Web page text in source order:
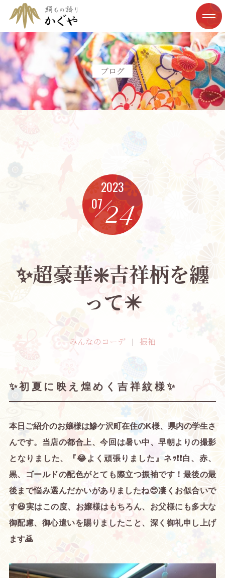
ブログ
2023
0724
✨️超豪華❇️吉祥柄を纏
って✴️
みんなのコーデ 振袖
✨初夏に映え煌めく吉祥紋様✨
本日ご紹介のお嬢様は鰺ケ沢町在住のK様、県内の学生さ
んです。当店の都合上、今回は暑い中、早朝よりの撮影
となりました、『😂よく頑張りました』ネｯ❗❗白、赤、
黒、ゴールドの配色がとても際立つ振袖です！最後の最
後まで悩み選んだかいがありましたね😊凄くお似合いで
す😆実はこの度、お嬢様はもちろん、お父様にも多大な
御配慮、御心遣いを賜りましたこと、深く御礼申し上げ
ます🙇